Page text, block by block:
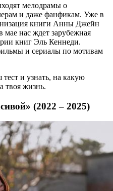
мелодрамы о
и даже фанфикам. Уже в
книги Анны Джейн
мае нас ждет зарубежная
книг Эль Кеннеди.
и сериалы по мотивам
и узнать, на какую
твоя жизнь.
(2022 – 2025)